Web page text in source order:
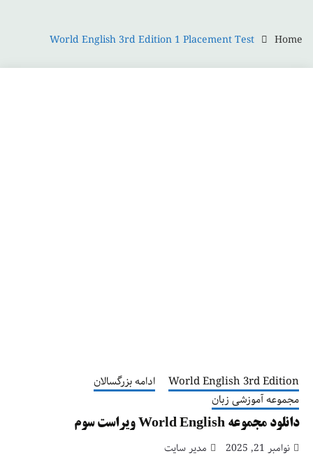
Home
World English 3rd Edition 1 Placement Test
World English 3rd Edition
ادامه بزرگسالان
مجموعه آموزشی زبان
دانلود مجموعه World English ویراست سوم
نوامبر 21, 2025 مدیر سایت